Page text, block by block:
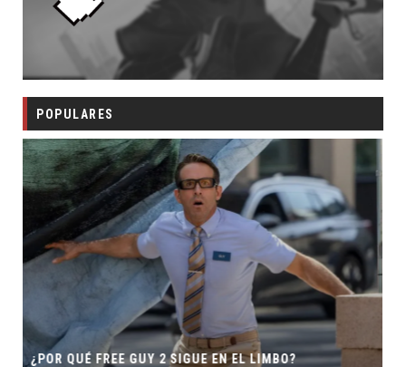
POPULARES
SECUELA DE JURASSIC WORLD REBIRTH
DIRECTOR